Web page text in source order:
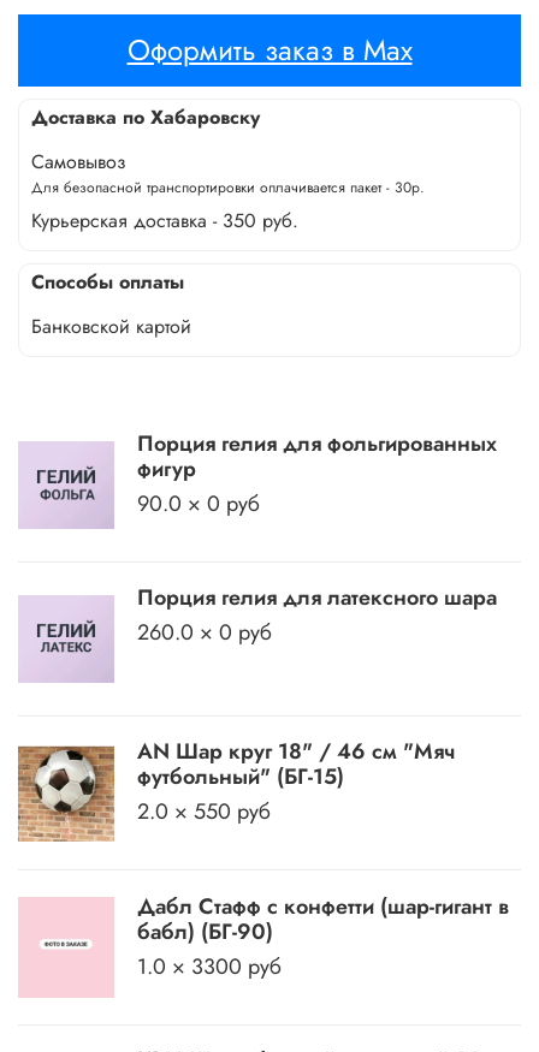
Оформить заказ в Max
Доставка по Хабаровску
Самовывоз
Для безопасной транспортировки оплачивается пакет - 30р.
Курьерская доставка - 350 руб.
Способы оплаты
Банковской картой
Порция гелия для фольгированных
фигур
90.0 × 0 руб
Порция гелия для латексного шара
260.0 × 0 руб
AN Шар круг 18" / 46 см "Мяч
футбольный" (БГ-15)
2.0 × 550 руб
Дабл Стафф с конфетти (шар-гигант в
бабл) (БГ-90)
1.0 × 3300 руб